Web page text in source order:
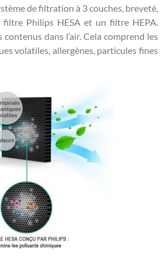
de filtration à 3 couches, breveté,
Philips HESA et un filtre HEPA.
dans l’air. Cela comprend les
volatiles, allergènes, particules fines